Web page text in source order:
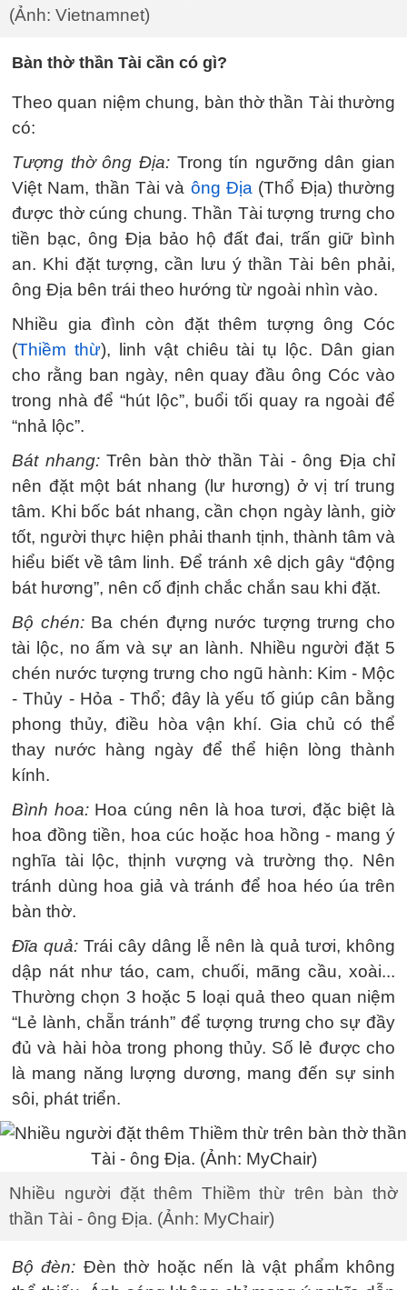
(Ảnh: Vietnamnet)
Bàn thờ thần Tài cần có gì?
Theo quan niệm chung, bàn thờ thần Tài thường
có:
Tượng thờ ông Địa:Trong tín ngưỡng dân gian
Việt Nam, thần Tài và ông Địa (Thổ Địa) thường
được thờ cúng chung. Thần Tài tượng trưng cho
tiền bạc, ông Địa bảo hộ đất đai, trấn giữ bình
an. Khi đặt tượng, cần lưu ý thần Tài bên phải,
ông Địa bên trái theo hướng từ ngoài nhìn vào.
Nhiều gia đình còn đặt thêm tượng ông Cóc
(Thiềm thừ), linh vật chiêu tài tụ lộc. Dân gian
cho rằng ban ngày, nên quay đầu ông Cóc vào
trong nhà để “hút lộc”, buổi tối quay ra ngoài để
“nhả lộc”.
Bát nhang:Trên bàn thờ thần Tài - ông Địa chỉ
nên đặt một bát nhang (lư hương) ở vị trí trung
tâm. Khi bốc bát nhang, cần chọn ngày lành, giờ
tốt, người thực hiện phải thanh tịnh, thành tâm và
hiểu biết về tâm linh. Để tránh xê dịch gây “động
bát hương”, nên cố định chắc chắn sau khi đặt.
Bộ chén:Ba chén đựng nước tượng trưng cho
tài lộc, no ấm và sự an lành. Nhiều người đặt 5
chén nước tượng trưng cho ngũ hành: Kim - Mộc
- Thủy - Hỏa - Thổ; đây là yếu tố giúp cân bằng
phong thủy, điều hòa vận khí. Gia chủ có thể
thay nước hàng ngày để thể hiện lòng thành
kính.
Bình hoa:Hoa cúng nên là hoa tươi, đặc biệt là
hoa đồng tiền, hoa cúc hoặc hoa hồng - mang ý
nghĩa tài lộc, thịnh vượng và trường thọ. Nên
tránh dùng hoa giả và tránh để hoa héo úa trên
bàn thờ.
Đĩa quả:Trái cây dâng lễ nên là quả tươi, không
dập nát như táo, cam, chuối, mãng cầu, xoài...
Thường chọn 3 hoặc 5 loại quả theo quan niệm
“Lẻ lành, chẵn tránh” để tượng trưng cho sự đầy
đủ và hài hòa trong phong thủy. Số lẻ được cho
là mang năng lượng dương, mang đến sự sinh
sôi, phát triển.
Nhiều người đặt thêm Thiềm thừ trên bàn thờ
thần Tài - ông Địa. (Ảnh: MyChair)
Bộ đèn: Đèn thờ hoặc nến là vật phẩm không